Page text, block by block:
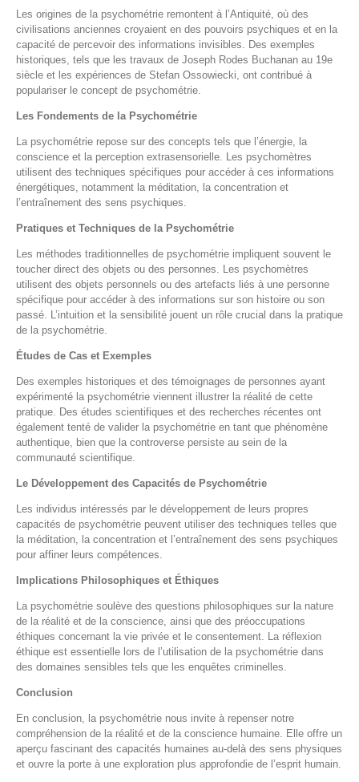
Les origines de la psychométrie remontent à l’Antiquité, où des
civilisations anciennes croyaient en des pouvoirs psychiques et en la
capacité de percevoir des informations invisibles. Des exemples
historiques, tels que les travaux de Joseph Rodes Buchanan au 19e
siècle et les expériences de Stefan Ossowiecki, ont contribué à
populariser le concept de psychométrie.
Les Fondements de la Psychométrie
La psychométrie repose sur des concepts tels que l’énergie, la
conscience et la perception extrasensorielle. Les psychomètres
utilisent des techniques spécifiques pour accéder à ces informations
énergétiques, notamment la méditation, la concentration et
l’entraînement des sens psychiques.
Pratiques et Techniques de la Psychométrie
Les méthodes traditionnelles de psychométrie impliquent souvent le
toucher direct des objets ou des personnes. Les psychomètres
utilisent des objets personnels ou des artefacts liés à une personne
spécifique pour accéder à des informations sur son histoire ou son
passé. L’intuition et la sensibilité jouent un rôle crucial dans la pratique
de la psychométrie.
Études de Cas et Exemples
Des exemples historiques et des témoignages de personnes ayant
expérimenté la psychométrie viennent illustrer la réalité de cette
pratique. Des études scientifiques et des recherches récentes ont
également tenté de valider la psychométrie en tant que phénomène
authentique, bien que la controverse persiste au sein de la
communauté scientifique.
Le Développement des Capacités de Psychométrie
Les individus intéressés par le développement de leurs propres
capacités de psychométrie peuvent utiliser des techniques telles que
la méditation, la concentration et l’entraînement des sens psychiques
pour affiner leurs compétences.
Implications Philosophiques et Éthiques
La psychométrie soulève des questions philosophiques sur la nature
de la réalité et de la conscience, ainsi que des préoccupations
éthiques concernant la vie privée et le consentement. La réflexion
éthique est essentielle lors de l’utilisation de la psychométrie dans
des domaines sensibles tels que les enquêtes criminelles.
Conclusion
En conclusion, la psychométrie nous invite à repenser notre
compréhension de la réalité et de la conscience humaine. Elle offre un
aperçu fascinant des capacités humaines au-delà des sens physiques
et ouvre la porte à une exploration plus approfondie de l’esprit humain.